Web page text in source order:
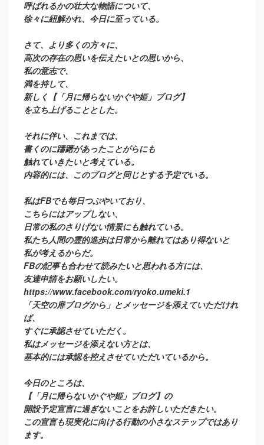
呼ばれるかの壮大な物語について、
徐々に紐解かれ、今日に至っている。
さて、より多くの方々に、
高次の存在の思いを伝えたいとの思いから、
私の意志で、
満を持して、
新しく【「月に帰らないかぐや姫」ブログ】
を立ち上げることとした。
それに伴い、これまでは、
書くのに躊躇があったことがらにも
触れていきたいと考えている。
内容的には、このブログと同じとする予定でいる。
私はFBでも毎日つぶやいており、
こちらにはアップしない、
日常の私のさりげない情景にも触れている。
私たち人間の霊的進歩は日常から離れてはあり得ないと
私が考えるからだ。
FBの記事も合わせて読みたいと思われる方には、
友達申請をお願いしたい。
https://www.facebook.com/ryoko.umeki.1
「天空の扉ブログから」とメッセージを添えていただけれ
ば、
すぐに承認させていただく。
私はメッセージを添えない方とは、
基本的には承認を控えさせていただいているから。
今日のところは、
【「月に帰らないかぐや姫」ブログ】の
開設予定宣言に過ぎないことをお許しいただきたい。
この宣言も現実化に向ける行動の小さなステップではあり
ます。